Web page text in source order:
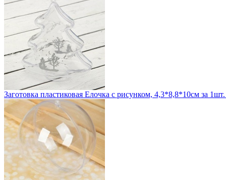
Заготовка пластиковая Елочка с рисунком, 4,3*8,8*10см за